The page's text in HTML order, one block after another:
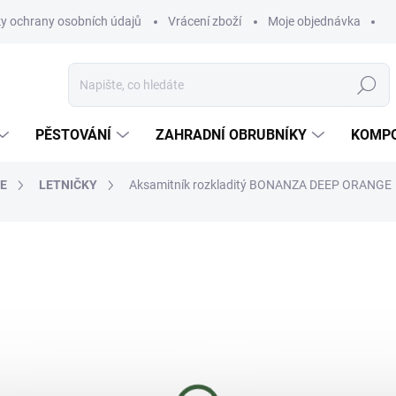
ochrany osobních údajů Vrácení zboží Moje objednávka
Hledat
PĚSTOVÁNÍ ZAHRADNÍ OBRUBNÍKY
LETNIČKY Aksamitník rozkladitý BONANZA DEEP ORANGE